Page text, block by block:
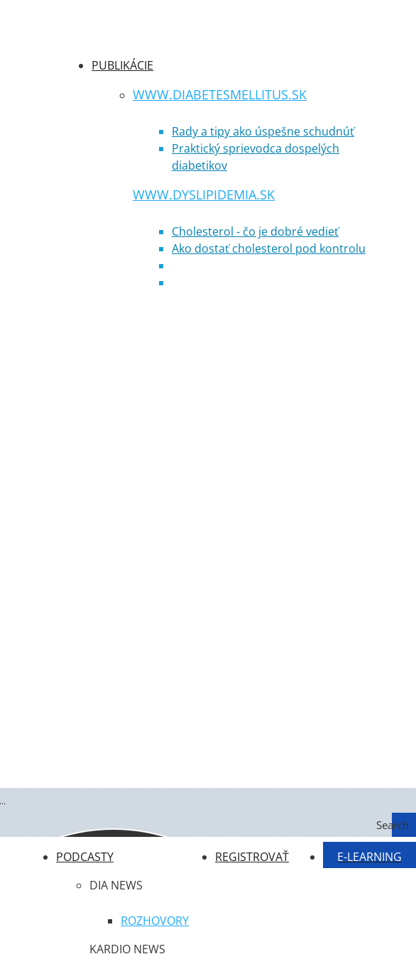
PUBLIKÁCIE
WWW.DIABETESMELLITUS.SK
Rady a tipy ako úspešne schudnúť
Praktický sprievodca dospelých
diabetikov
WWW.DYSLIPIDEMIA.SK
Cholesterol - čo je dobré vedieť
Ako dostať cholesterol pod kontrolu
Search
PODCASTY
DIA NEWS
ROZHOVORY
KARDIO NEWS
REGISTROVAŤ E-LEARNING